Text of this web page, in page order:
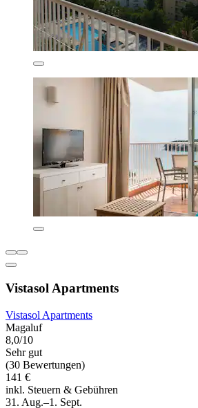
Vistasol Apartments
Vistasol Apartments
Magaluf
8,0/10
Sehr gut
(30 Bewertungen)
141 €
inkl. Steuern & Gebühren
31. Aug.–1. Sept.